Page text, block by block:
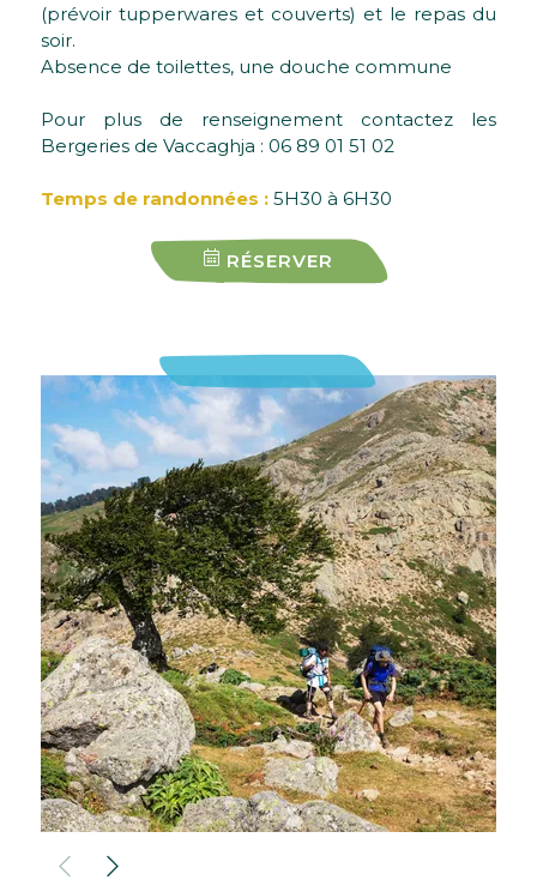
(prévoir tupperwares et couverts) et le repas du
soir.
Absence de toilettes, une douche commune
Pour plus de renseignement contactez les
Bergeries de Vaccaghja : 06 89 01 51 02
Temps de randonnées : 5H30 à 6H30
RÉSERVER